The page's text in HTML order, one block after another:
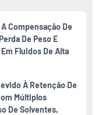
Compensação De
De Peso E
Fluidos De Alta
À Retenção De
Múltiplos
De Solventes,